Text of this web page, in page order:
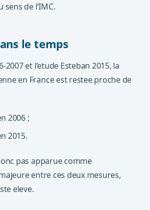
sens de l’IMC.
le temps
2007 et l’etude Esteban 2015, la
en France est restee proche de
2006 ;
2015.
pas apparue comme
entre ces deux mesures,
eleve.